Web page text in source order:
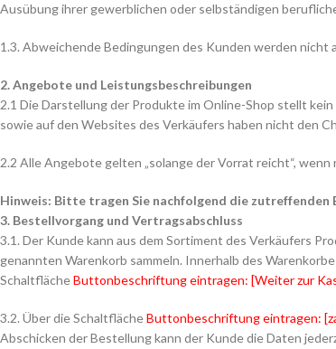
Ausübung ihrer gewerblichen oder selbständigen
1.3. Abweichende Bedingungen des Kunden werden
2. Angebote und Leistungsbeschreibungen
2.1 Die Darstellung der Produkte im Online-Shop stellt
sowie auf den Websites des Verkäufers haben nicht den
2.2 Alle Angebote gelten „solange der Vorrat reicht“,
Hinweis: Bitte tragen Sie nachfolgend die
3. Bestellvorgang und Vertragsabschluss
3.1. Der Kunde kann aus dem Sortiment des Verkäufers
genannten Warenkorb sammeln. Innerhalb des
SchaltflächeButtonbeschriftung eintragen: [Weiter zur
3.2. Über die SchaltflächeButtonbeschriftung eintragen:
Abschicken der Bestellung kann der Kunde die Daten